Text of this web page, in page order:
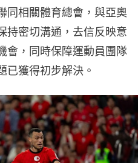
同相關體育總會，與亞奧
持密切溝通，去信反映意
會，同時保障運動員團隊
已獲得初步解決。